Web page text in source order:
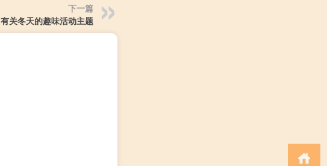
下一篇
有关冬天的趣味活动主题